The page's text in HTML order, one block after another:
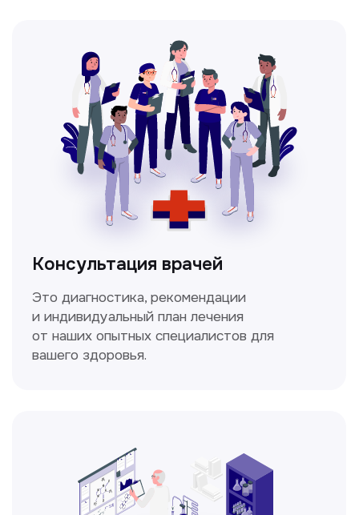
Мультиспиральная
компьютерная томография
Высокоточный метод диагностики,
позволяющий получить детальные
изображения внутренних органов и тканей.
Метод исследования функции внешнего
дыхания, включающий в себя измерение
объёмных и скоростных показателей